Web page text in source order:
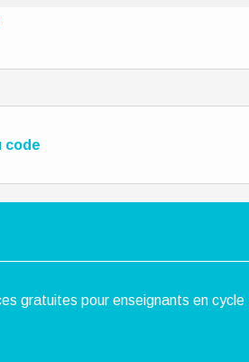
code
gratuites pour enseignants en